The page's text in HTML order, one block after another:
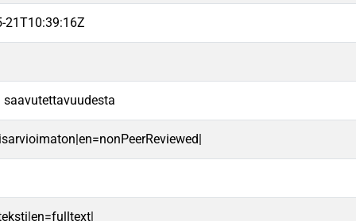
21T10:39:16Z
saavutettavuudesta